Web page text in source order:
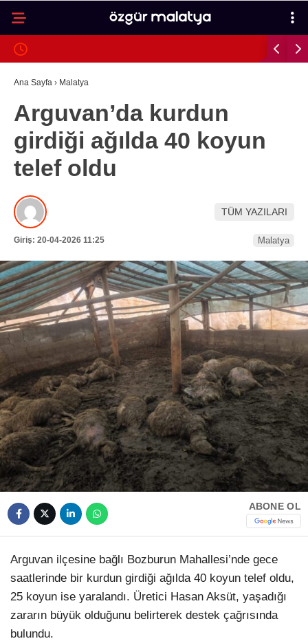
Facebook
Instagram
Youtube
TikTok
Pinterest
29.7°
GALERİ
MALATYA
İLÇELER
ASAYIŞ
SPOR
GÜNDEM
EKONOMI
SAĞLIK
HAVA DURUMU
NÖBETÇI ECZANELER
NAMAZ VAKITLERI
Ana Sayfa › Malatya
Arguvan’da kurdun
girdiği ağılda 40 koyun
telef oldu
TÜM YAZILARI
Giriş: 20-04-2026 11:25 Malatya
ABONE OL
Arguvan ilçesine bağlı Bozburun Mahallesi’nde gece
saatlerinde bir kurdun girdiği ağılda 40 koyun telef oldu,
25 koyun ise yaralandı. Üretici Hasan Aksüt, yaşadığı
zararın büyük olduğunu belirterek destek çağrısında
bulundu.